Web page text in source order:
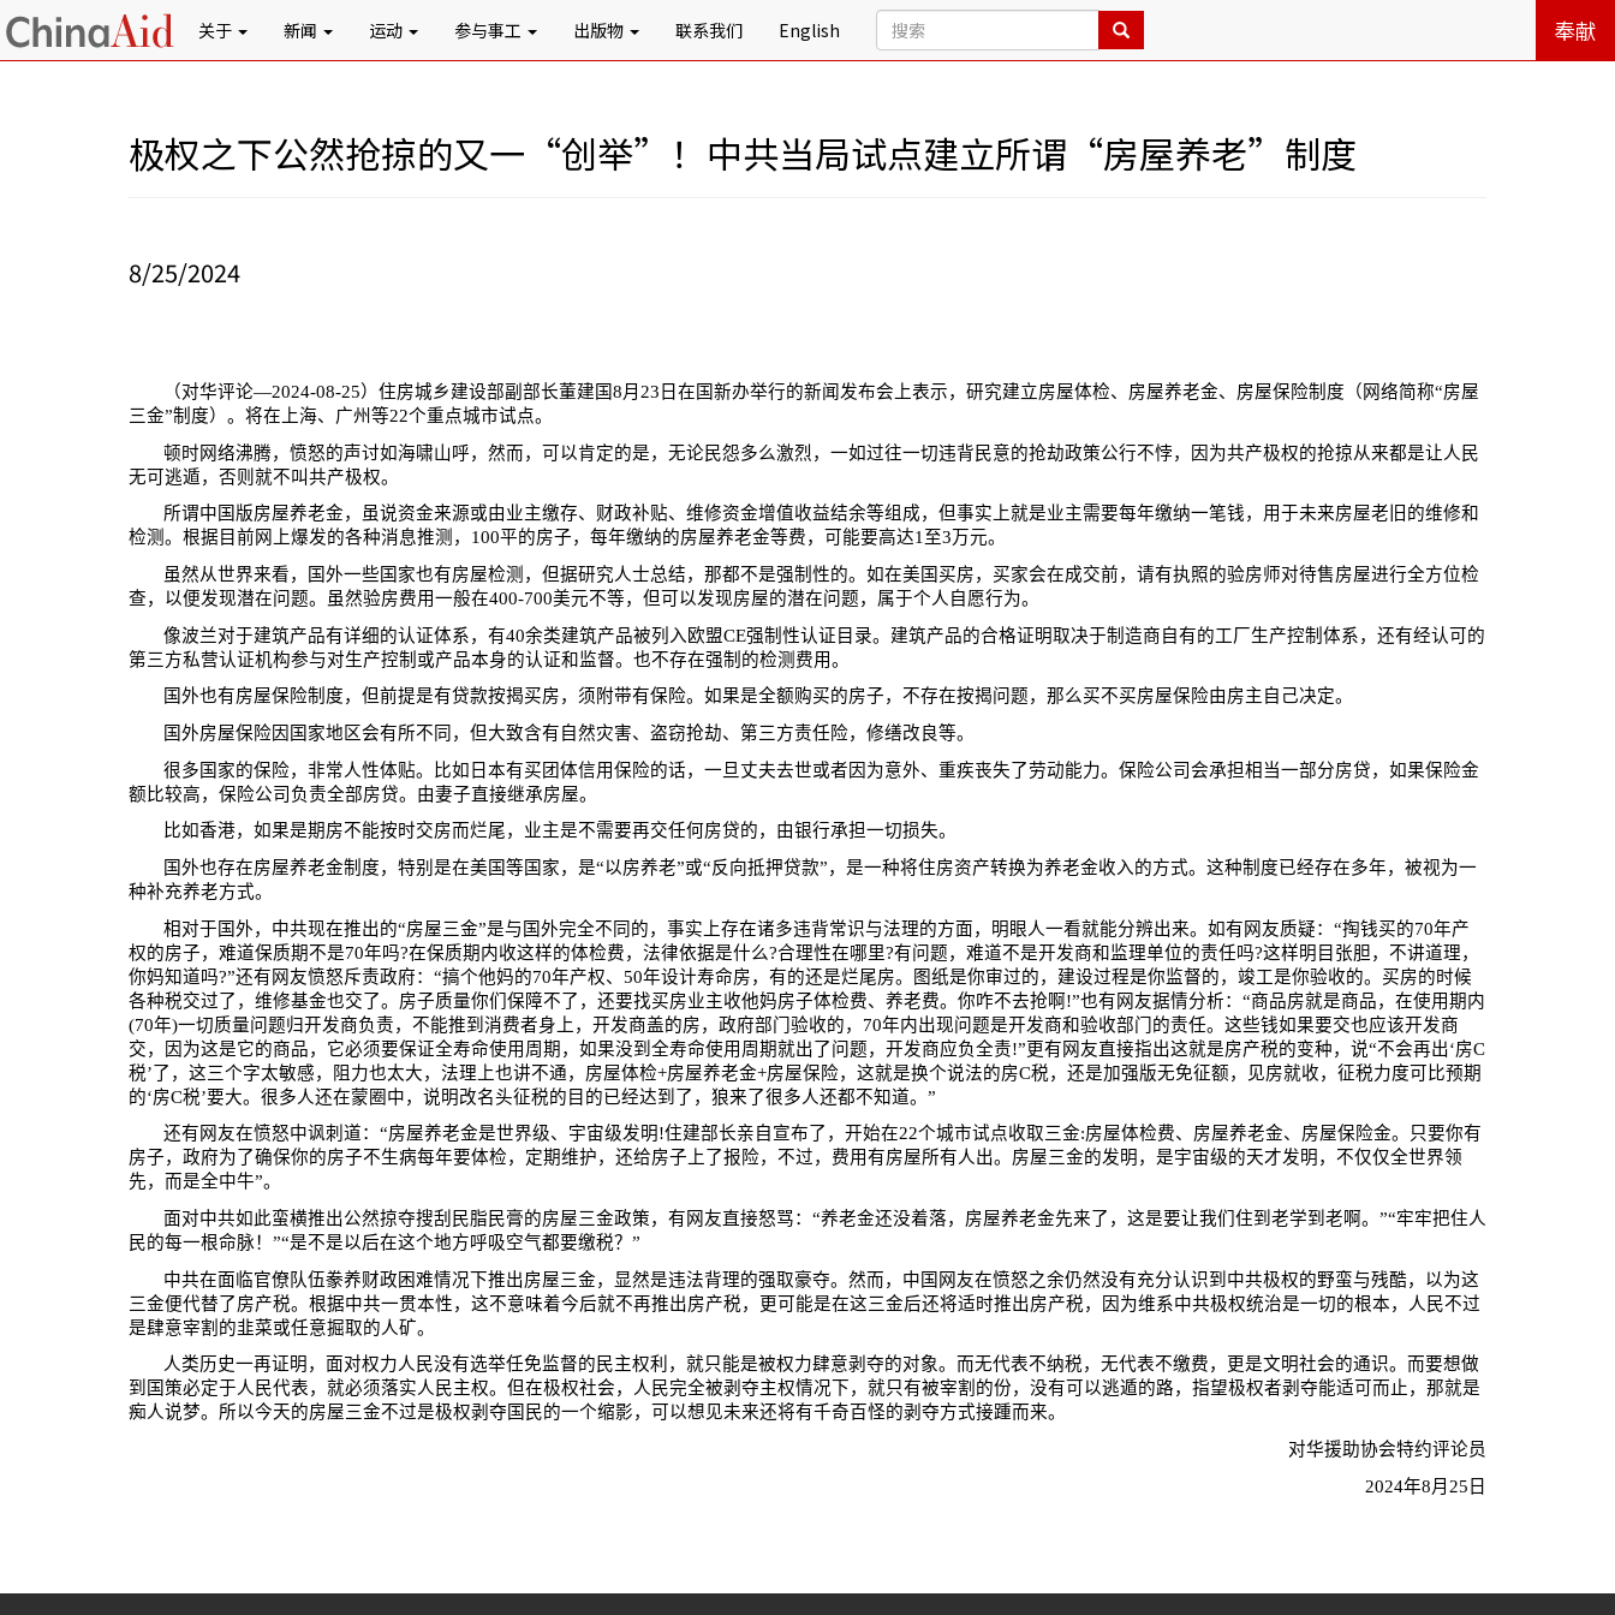
关于 新闻 运动 参与事工 出版物 联系我们 English 奉献
极权之下公然抢掠的又一“创举”！中共当局试点建立所谓“房屋养老”制度
8/25/2024
（对华评论—2024-08-25）住房城乡建设部副部长董建国8月 23 日在国新办举行的新闻发布会上表示，研究建立房屋体检、房屋养老金、房屋保险制度（网络简称“房屋
三金”制度）。将在上海、广州等22个重点城市试点。
顿时网络沸腾，愤怒的声讨如海啸山呼，然而，可以肯定的是，无论民怨多么激烈，一如过往一切违背民意的抢劫政策公行不悖，因为共产极权的抢掠从来都是让人民
无可逃遁，否则就不叫共产极权。
所谓中国版房屋养老金，虽说资金来源或由业主缴存、财政补贴、维修资金增值收益结余等组成，但事实上就是业主需要每年缴纳一笔钱，用于未来房屋老旧的维修和
检测。根据目前网上爆发的各种消息推测， 100平的房子，每年缴纳的房屋养老金等费，可能要高达1至3万元。
虽然从世界来看，国外一些国家也有房屋检测，但据研究人士总结，那都不是强制性的。如在美国买房，买家会在成交前，请有执照的验房师对待售房屋进行全方位检
查，以便发现潜在问题。虽然验房费用一般在400-700美元不等，但可以发现房屋的潜在问题，属于个人自愿行为。
像波兰对于建筑产品有详细的认证体系，有40余类建筑产品被列入欧盟CE强制性认证目录。建筑产品的合格证明取决于制造商自有的工厂生产控制体系，还有经认可的
第三方私营认证机构参与对生产控制或产品本身的认证和监督。也不存在强制的检测费用。
国外也有房屋保险制度，但前提是有贷款按揭买房，须附带有保险。如果是全额购买的房子，不存在按揭问题，那么买不买房屋保险由房主自己决定。
国外房屋保险因国家地区会有所不同，但大致含有自然灾害、盗窃抢劫、第三方责任险，修缮改良等。
很多国家的保险，非常人性体贴。比如日本有买团体信用保险的话，一旦丈夫去世或者因为意外、重疾丧失了劳动能力。保险公司会承担相当一部分房贷，如果保险金
额比较高，保险公司负责全部房贷。由妻子直接继承房屋。
比如香港，如果是期房不能按时交房而烂尾，业主是不需要再交任何房贷的，由银行承担一切损失。
国外也存在房屋养老金制度，特别是在美国等国家，是“以房养老”或“反向抵押贷款”，是一种将住房资产转换为养老金收入的方式。 这种制度已经存在多年，被视为一
种补充养老方式。
相对于国外，中共现在推出的“房屋三金”是与国外完全不同的，事实上存在诸多违背常识与法理的方面，明眼人一看就能分辨出来。如有网友质疑：“掏钱买的70年产
权的房子，难道保质期不是70年吗?在保质期内收这样的体检费，法律依据是什么?合理性在哪里?有问题，难道不是开发商和监理单位的责任吗?这样明目张胆，不讲道理，
你妈知道吗?”还有网友愤怒斥责政府：“搞个他妈的70年产权、 50年设计寿命房，有的还是烂尾房。图纸是你审过的，建设过程是你监督的，竣工是你验收的。买房的时候
各种税交过了，维修基金也交了。房子质量你们保障不了，还要找买房业主收他妈房子体检费、养老费。你咋不去抢啊!”也有网友据情分析：“商品房就是商品，在使用期内
(70年)一切质量问题归开发商负责，不能推到消费者身上，开发商盖的房，政府部门验收的， 70年内出现问题是开发商和验收部门的责任。这些钱如果要交也应该开发商
交，因为这是它的商品，它必须要保证全寿命使用周期，如果没到全寿命使用周期就出了问题，开发商应负全责!”更有网友直接指出这就是房产税的变种，说“不会再出‘房C
税’了，这三个字太敏感，阻力也太大，法理上也讲不通，房屋体检+房屋养老金+房屋保险，这就是换个说法的房C税，还是加强版无免征额，见房就收，征税力度可比预期
的‘房C税’要大。很多人还在蒙圈中，说明改名头征税的目的已经达到了，狼来了很多人还都不知道。”
还有网友在愤怒中讽刺道：“房屋养老金是世界级、宇宙级发明!住建部长亲自宣布了，开始在22个城市试点收取三金:房屋体检费、房屋养老金、房屋保险金。只要你有
房子，政府为了确保你的房子不生病每年要体检，定期维护，还给房子上了报险，不过，费用有房屋所有人出。房屋三金的发明，是宇宙级的天才发明，不仅仅全世界领
先，而是全中牛”。
面对中共如此蛮横推出公然掠夺搜刮民脂民膏的房屋三金政策，有网友直接怒骂：“养老金还没着落，房屋养老金先来了，这是要让我们住到老学到老啊。”“牢牢把住人
民的每一根命脉！”“是不是以后在这个地方呼吸空气都要缴税？”
中共在面临官僚队伍豢养财政困难情况下推出房屋三金，显然是违法背理的强取豪夺。然而，中国网友在愤怒之余仍然没有充分认识到中共极权的野蛮与残酷，以为这
三金便代替了房产税。根据中共一贯本性，这不意味着今后就不再推出房产税，更可能是在这三金后还将适时推出房产税，因为维系中共极权统治是一切的根本，人民不过
是肆意宰割的韭菜或任意掘取的人矿。
人类历史一再证明，面对权力人民没有选举任免监督的民主权利，就只能是被权力肆意剥夺的对象。而无代表不纳税，无代表不缴费，更是文明社会的通识。而要想做
到国策必定于人民代表，就必须落实人民主权。但在极权社会，人民完全被剥夺主权情况下，就只有被宰割的份，没有可以逃遁的路，指望极权者剥夺能适可而止，那就是
痴人说梦。所以今天的房屋三金不过是极权剥夺国民的一个缩影，可以想见未来还将有千奇百怪的剥夺方式接踵而来。
对华援助协会特约评论员
2024年8月 25 日